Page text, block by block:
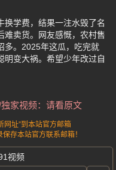
换学费，结果一注水毁了名
难卖货。网友感慨，农村售
多。2025年这瓜，吃完就
明变大祸。希望少年改过自
家视频：请看原文
网址”到本站官方邮箱
存本站官方联系邮箱！
视频